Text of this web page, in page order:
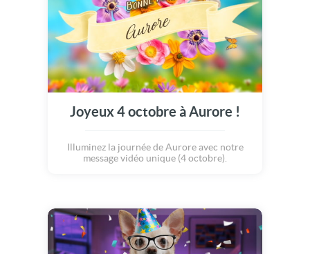
Joyeux 4 octobre à Aurore !
Illuminez la journée de Aurore avec notre
message vidéo unique (4 octobre).